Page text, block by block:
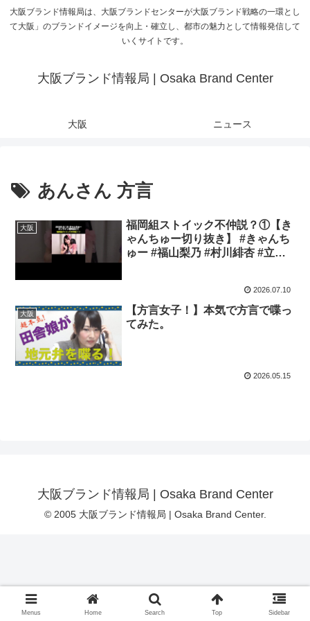
大阪ブランド情報局は、大阪ブランドセンターが大阪ブランド戦略の一環とし
て大阪」のブランドイメージを向上・確立し、都市の魅力として情報発信して
いくサイトです。
大阪ブランド情報局 | Osaka Brand Center
大阪 ニュース
あんさん 方言
大阪
福岡組ストイック不仲説？①【き
ゃんちゅー切り抜き】 #きゃんち
ゅー #福山梨乃 #村川緋杏 #立花
2026.07.10
大阪
【方言女子！】本気で方言で喋っ
てみた。
2026.05.15
大阪ブランド情報局 | Osaka Brand Center
© 2005 大阪ブランド情報局 | Osaka Brand Center.
Menus Home Search Top Sidebar